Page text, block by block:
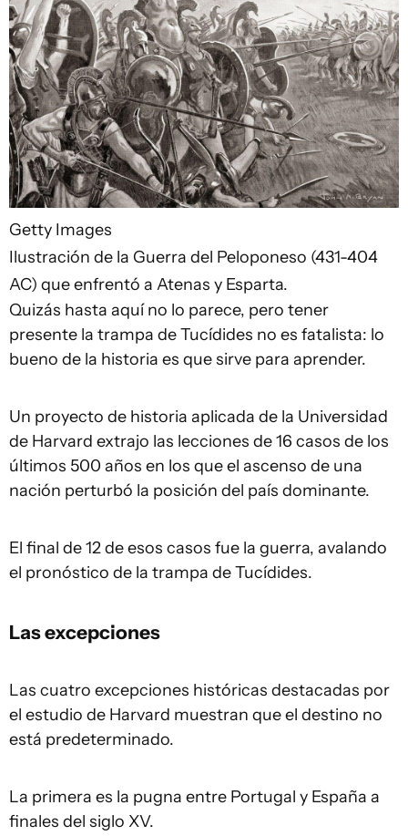
Getty Images
Ilustración de la Guerra del Peloponeso (431-404
AC) que enfrentó a Atenas y Esparta.
Quizás hasta aquí no lo parece, pero tener
presente la trampa de Tucídides no es fatalista: lo
bueno de la historia es que sirve para aprender.
Un proyecto de historia aplicada de la Universidad
de Harvard extrajo las lecciones de 16 casos de los
últimos 500 años en los que el ascenso de una
nación perturbó la posición del país dominante.
El final de 12 de esos casos fue la guerra, avalando
el pronóstico de la trampa de Tucídides.
Las excepciones
Las cuatro excepciones históricas destacadas por
el estudio de Harvard muestran que el destino no
está predeterminado.
La primera es la pugna entre Portugal y España a
finales del siglo XV.